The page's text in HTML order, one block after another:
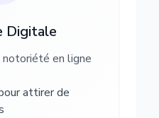
Digitale
en ligne
attirer de